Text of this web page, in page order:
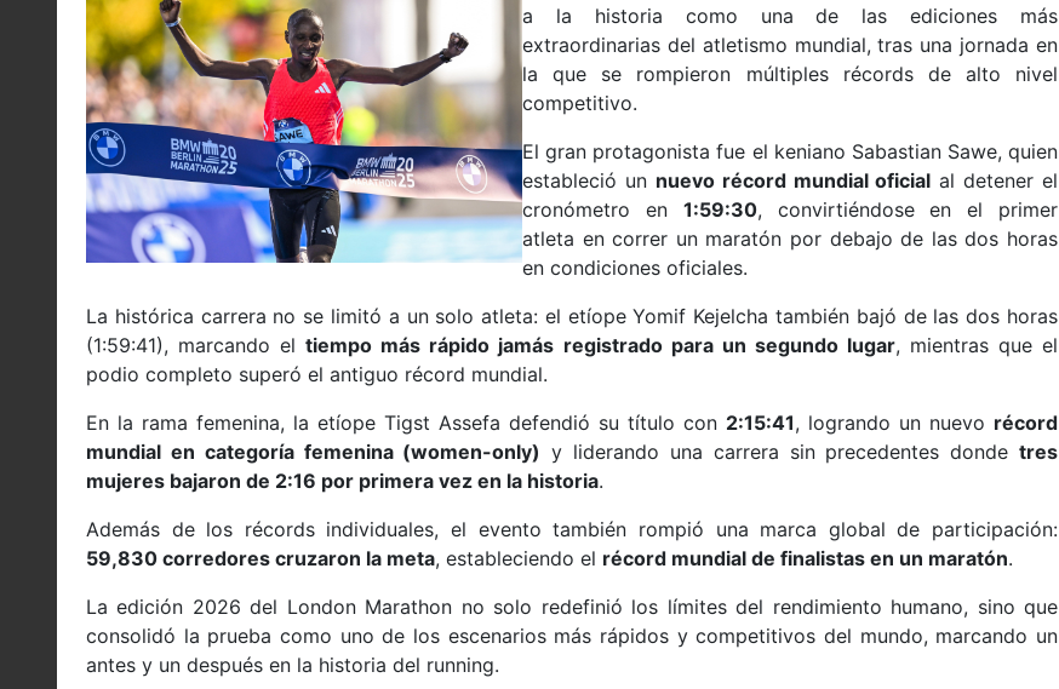
a la historia como una de las ediciones más
extraordinarias del atletismo mundial, tras una jornada en
la que se rompieron múltiples récords de alto nivel
competitivo.
El gran protagonista fue el keniano Sabastian Sawe, quien
estableció un nuevo récord mundial oficial al detener el
cronómetro en 1:59:30, convirtiéndose en el primer
atleta en correr un maratón por debajo de las dos horas
en condiciones oficiales.
La histórica carrera no se limitó a un solo atleta: el etíopeYomif Kejelcha también bajó de las dos horas
(1:59:41), marcando eltiempo más rápido jamás registrado para un segundo lugar, mientras que el
podio completo superó el antiguo récord mundial.
En la rama femenina, la etíope Tigst Assefa defendió su título con 2:15:41, logrando un nuevo récord
mundial en categoría femenina (women-only) y liderando una carrera sin precedentes dondetres
mujeres bajaron de 2:16 por primera vez en la historia.
Además de los récords individuales, el evento también rompió una marca global de participación:
59,830 corredores cruzaron la meta, estableciendo el récord mundial de finalistas en un maratón.
La edición 2026 del London Marathon no solo redefinió los límites del rendimiento humano, sino que
consolidó la prueba como uno de los escenarios más rápidos y competitivos del mundo, marcando un
antes y un después en la historia del running.